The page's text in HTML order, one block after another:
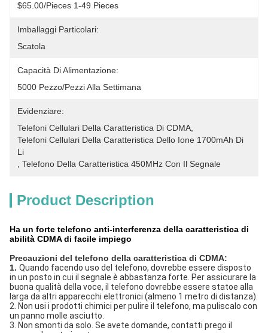
$65.00/pieces 1-49 Pieces
Imballaggi Particolari:
Scatola
Capacità Di Alimentazione:
5000 Pezzo/pezzi Alla Settimana
Evidenziare:
Telefoni Cellulari Della Caratteristica Di CDMA
Telefoni Cellulari Della Caratteristica Dello Ione 1700mAh Di
Li
Telefono Della Caratteristica 450MHz Con Il Segnale
Product Description
Ha un forte telefono anti-interferenza della caratteristica di
abilità CDMA di facile impiego
Precauzioni del telefono della caratteristica di CDMA:
1. Quando facendo uso del telefono, dovrebbe essere disposto
in un posto in cui il segnale è abbastanza forte. Per assicurare la
buona qualità della voce, il telefono dovrebbe essere statoe alla
larga da altri apparecchi elettronici (almeno 1 metro di distanza).
2. Non usi i prodotti chimici per pulire il telefono, ma puliscalo con
un panno molle asciutto.
3. Non smonti da solo. Se avete domande, contatti prego il